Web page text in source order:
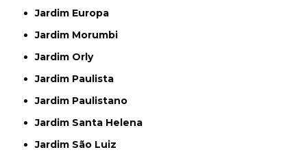
Jardim Europa
Jardim Morumbi
Jardim Orly
Jardim Paulista
Jardim Paulistano
Jardim Santa Helena
Jardim São Luiz